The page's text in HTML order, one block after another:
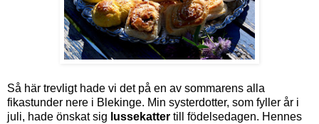
Så här trevligt hade vi det på en av sommarens alla
fikastunder nere i Blekinge. Min systerdotter, som fyller år i
juli, hade önskat sig lussekatter till födelsedagen. Hennes